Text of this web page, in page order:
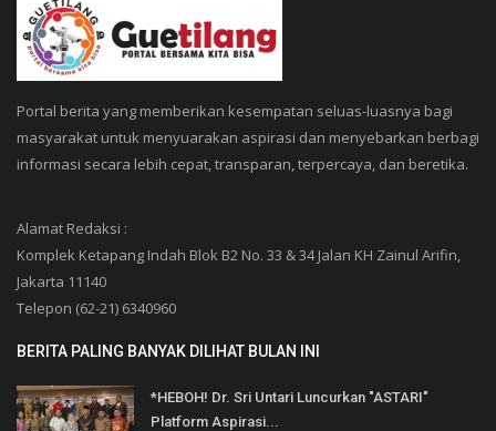
Portal berita yang memberikan kesempatan seluas-luasnya bagi
masyarakat untuk menyuarakan aspirasi dan menyebarkan berbagi
informasi secara lebih cepat, transparan, terpercaya, dan beretika.
Alamat Redaksi :
Komplek Ketapang Indah Blok B2 No. 33 & 34 Jalan KH Zainul Arifin,
Jakarta 11140
Telepon (62-21) 6340960
BERITA PALING BANYAK DILIHAT BULAN INI
*HEBOH! Dr. Sri Untari Luncurkan "ASTARI"
Platform Aspirasi...